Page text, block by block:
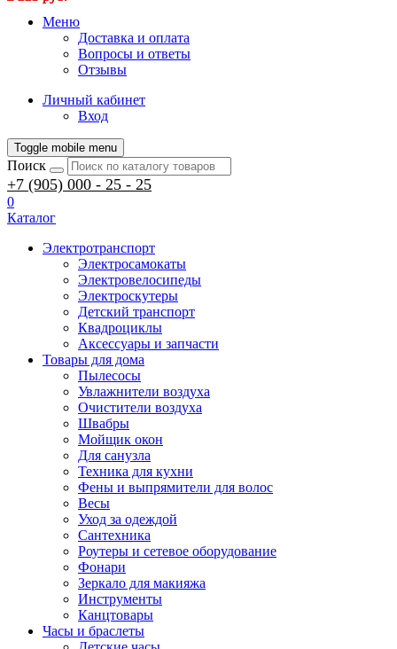
Меню
Доставка и оплата
Вопросы и ответы
Отзывы
Личный кабинет
Вход
Toggle mobile menu
Поиск
+7 (905) 000 - 25 - 25
0
Каталог
Электротранспорт
Электросамокаты
Электровелосипеды
Электроскутеры
Детский транспорт
Квадроциклы
Аксессуары и запчасти
Товары для дома
Пылесосы
Увлажнители воздуха
Очистители воздуха
Швабры
Мойщик окон
Для санузла
Техника для кухни
Фены и выпрямители для волос
Весы
Уход за одеждой
Сантехника
Роутеры и сетевое оборудование
Фонари
Зеркало для макияжа
Инструменты
Канцтовары
Часы и браслеты